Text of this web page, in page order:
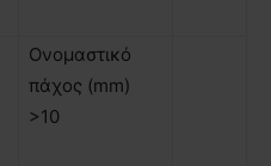
Ονοµαστικό
πάχος (mm)
>10